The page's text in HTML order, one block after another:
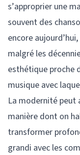
s’approprier une
souvent des
encore
malgré les
esthétique proche
musique avec
La modernité peut
manière dont on
transformer
grandi avec les